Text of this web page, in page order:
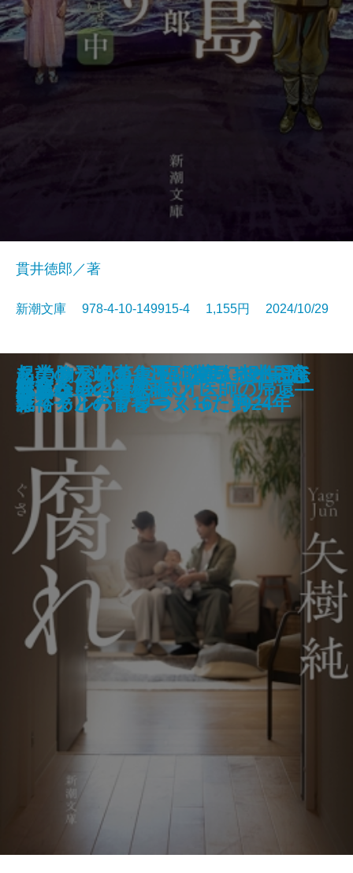
花と火の帝〔上〕
花と火の帝〔下〕
こいごころ
飢餓俳優 菅原文太伝
告発者〔上〕
告発者〔下〕
おちゃめなパティ
若草物語
名探偵の顔が良い―天草茅夢のジ
ャンクな事件簿―
邯鄲の島遥かなり〔中〕
貫井徳郎／著
新潮文庫 978-4-10-149915-4 1,155円 2024/10/29
血腐れ
あしたの名医2―天才医師の帰還―
敗北からの芸人論
起業の天才！―江副浩正 8兆円企
業リクルートをつくった男―
チェレンコフの眠り
あの胸が岬のように遠かった―河
野裕子との青春―
花散る里の病棟
灯台へ
このサンドイッチ、マヨネーズ忘
れてる ハプワース16、1924年
タナトスの蒐集匣 -耽美幻想作品
集-